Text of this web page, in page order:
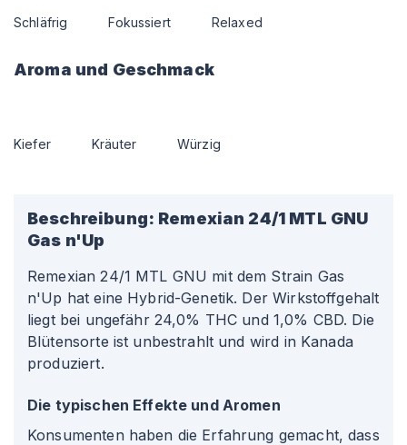
Schläfrig Fokussiert Relaxed
Aroma und Geschmack
Kiefer Kräuter Würzig
Beschreibung: Remexian 24/1 MTL GNU
Gas n'Up
Remexian 24/1 MTL GNU mit dem Strain Gas
n'Up hat eine Hybrid-Genetik. Der Wirkstoffgehalt
liegt bei ungefähr 24,0% THC und 1,0% CBD. Die
Blütensorte ist unbestrahlt und wird in Kanada
produziert.
Die typischen Effekte und Aromen
Konsumenten haben die Erfahrung gemacht, dass